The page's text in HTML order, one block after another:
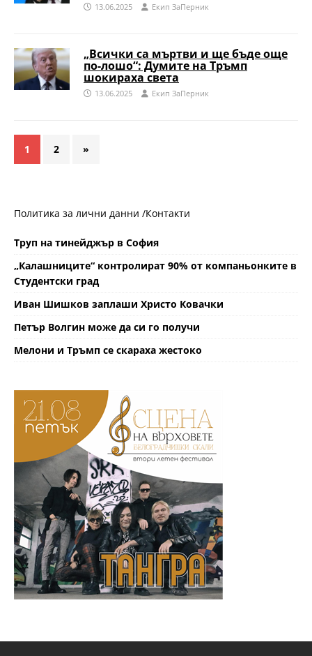
13.06.2025 Eкип ЗаПерник
„Всички са мъртви и ще бъде още
по-лошо“: Думите на Тръмп
шокираха света
13.06.2025 Eкип ЗаПерник
1 2 »
Политика за лични данни /Контакти
Труп на тинейджър в София
„Калашниците“ контролират 90% от компаньонките в
Студентски град
Иван Шишков заплаши Христо Ковачки
Петър Волгин може да си го получи
Мелони и Тръмп се скараха жестоко